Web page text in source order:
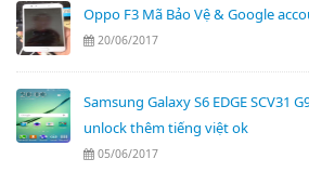
Oppo F3 Mã Bảo Vệ & Google
20/06/2017
Samsung Galaxy S6 EDGE SCV31
unlock thêm tiếng việt ok
05/06/2017